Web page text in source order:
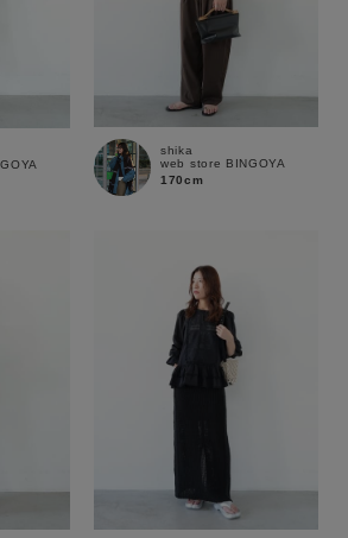
shika
web store BINGOYA
170cm